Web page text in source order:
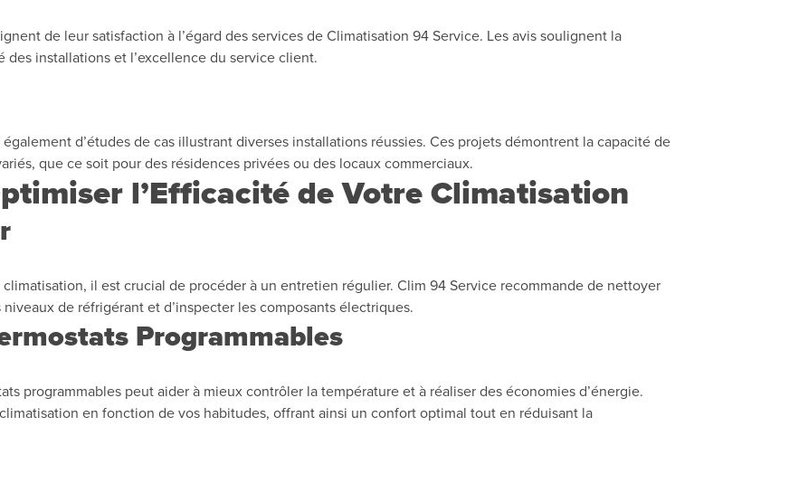
de leur satisfaction à l’égard des services de Climatisation 94 Service. Les avis soulignent la
installations et l’excellence du service client.
d’études de cas illustrant diverses installations réussies. Ces projets démontrent la capacité de
que ce soit pour des résidences privées ou des locaux commerciaux.
l’Efficacité de Votre Climatisation
il est crucial de procéder à un entretien régulier. Clim 94 Service recommande de nettoyer
de réfrigérant et d’inspecter les composants électriques.
Programmables
programmables peut aider à mieux contrôler la température et à réaliser des économies d’énergie.
en fonction de vos habitudes, offrant ainsi un confort optimal tout en réduisant la